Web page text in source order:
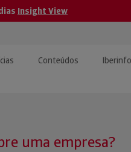
Insight View
Conteúdos
uma empresa?